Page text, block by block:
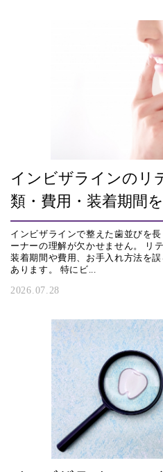
インビザラインのリ
類・費用・装着期間
インビザラインで整えた歯並びを
ーナーの理解が欠かせません。 リ
装着期間や費用、お手入れ方法を
あります。 特にビ...
2026.07.28